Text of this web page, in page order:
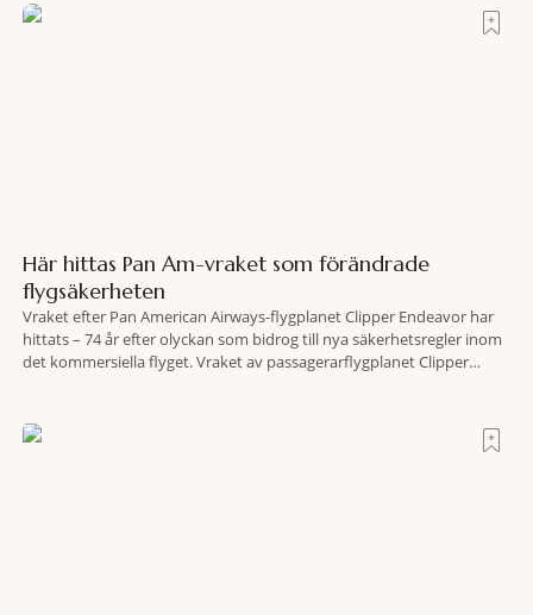
fler människor ska kunna promenera, motionera
Här hittas Pan Am-vraket som förändrade
flygsäkerheten
Vraket efter Pan American Airways-flygplanet Clipper Endeavor har
hittats – 74 år efter olyckan som bidrog till nya säkerhetsregler inom
det kommersiella flyget. Vraket av passagerarflygplanet Clipper
lokaliserades den 2 juni i år med hjälp